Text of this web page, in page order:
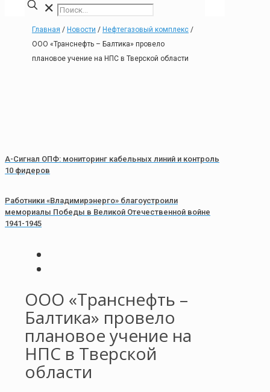
✕
Главная / Новости / Нефтегазовый комплекс /
ООО «Транснефть – Балтика» провело
плановое учение на НПС в Тверской области
А-Сигнал ОПФ: мониторинг кабельных линий и контроль
10 фидеров
Работники «Владимирэнерго» благоустроили
мемориалы Победы в Великой Отечественной войне
1941-1945
ООО «Транснефть –
Балтика» провело
плановое учение на
НПС в Тверской
области